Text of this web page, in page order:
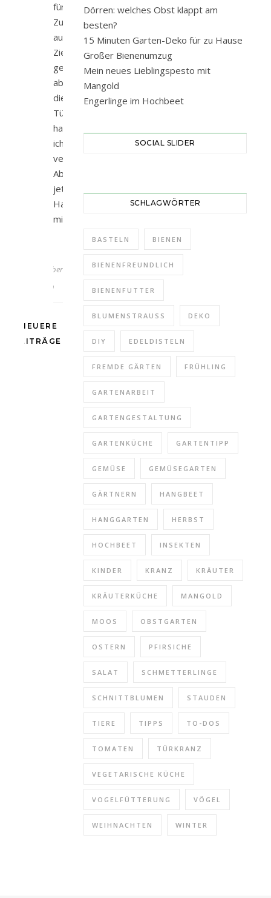
für
Zuhause
aus
Zieräpfeln
gemacht,
aber
die
Tür
hatte
ich
vernachlässigt.
Aber
jetzt!
Habe
mir…
November
2019
NEUERE
BEITRÄGE
Dörren: welches Obst klappt am
besten?
15 Minuten Garten-Deko für zu Hause
Großer Bienenumzug
Mein neues Lieblingspesto mit
Mangold
Engerlinge im Hochbeet
SOCIAL SLIDER
SCHLAGWÖRTER
BASTELN BIENEN
BIENENFREUNDLICH
BIENENFUTTER
BLUMENSTRAUSS DEKO
DIY EDELDISTELN
FREMDE GÄRTEN FRÜHLING
GARTENARBEIT
GARTENGESTALTUNG
GARTENKÜCHE GARTENTIPP
GEMÜSE GEMÜSEGARTEN
GÄRTNERN HANGBEET
HANGGARTEN HERBST
HOCHBEET INSEKTEN
KINDER KRANZ KRÄUTER
KRÄUTERKÜCHE MANGOLD
MOOS OBSTGARTEN
OSTERN PFIRSICHE
SALAT SCHMETTERLINGE
SCHNITTBLUMEN STAUDEN
TIERE TIPPS TO-DOS
TOMATEN TÜRKRANZ
VEGETARISCHE KÜCHE
VOGELFÜTTERUNG VÖGEL
WEIHNACHTEN WINTER